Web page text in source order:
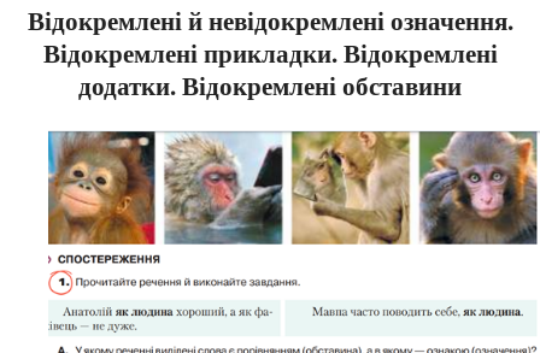
Відокремлені й невідокремлені означення.
Відокремлені прикладки. Відокремлені
додатки. Відокремлені обставини